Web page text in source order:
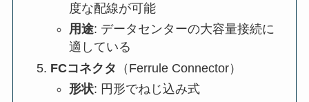
度な配線が可能
用途: データセンターの大容量接続に
適している
FCコネクタ （Ferrule Connector）
形状: 円形でねじ込み式